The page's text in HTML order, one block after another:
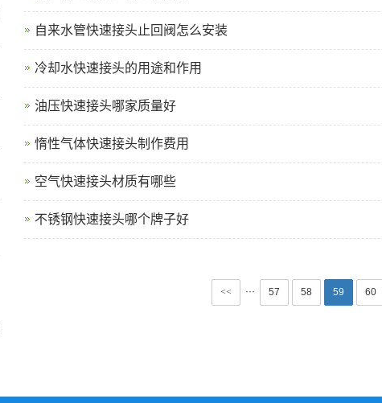
自来水管快速接头止回阀怎么安装
冷却水快速接头的用途和作用
油压快速接头哪家质量好
惰性气体快速接头制作费用
空气快速接头材质有哪些
不锈钢快速接头哪个牌子好
<< ··· 57 58 59 60